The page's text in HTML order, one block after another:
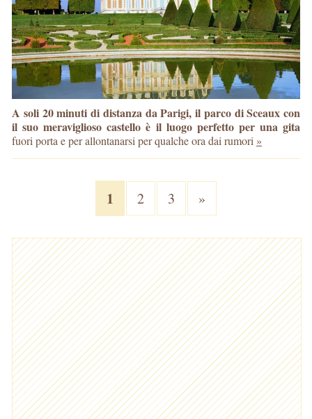
A soli 20 minuti di distanza da Parigi, il parco di Sceaux con
il suo meraviglioso castello è il luogo perfetto per una gita
fuori porta e per allontanarsi per qualche ora dai rumori »
1 2 3 »